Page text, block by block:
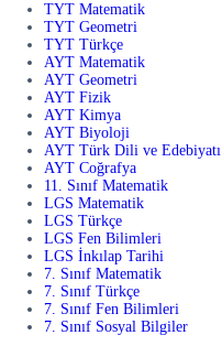
TYT Matematik
TYT Geometri
TYT Türkçe
AYT Matematik
AYT Geometri
AYT Fizik
AYT Kimya
AYT Biyoloji
AYT Türk Dili ve Edebiyatı
AYT Coğrafya
11. Sınıf Matematik
LGS Matematik
LGS Türkçe
LGS Fen Bilimleri
LGS İnkılap Tarihi
7. Sınıf Matematik
7. Sınıf Türkçe
7. Sınıf Fen Bilimleri
7. Sınıf Sosyal Bilgiler